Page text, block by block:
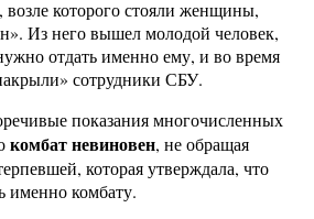
которого стояли женщины,
Из него вышел молодой человек,
отдать именно ему, и во время
сотрудники СБУ.
показания многочисленных
комбат невиновен, не обращая
которая утверждала, что
именно комбату.